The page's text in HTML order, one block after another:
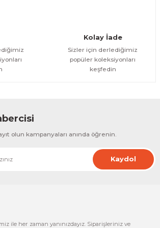
Kolay İade
Sizler için derlediğimiz
popüler koleksiyonları
keşfedin
olun kampanyaları anında öğrenin.
Kaydol
ile her zaman yanınızdayız. Siparişleriniz ve